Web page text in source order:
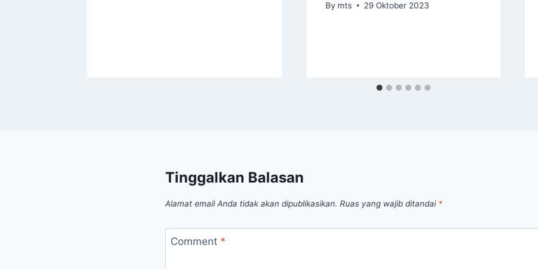
By mts 29 Oktober 2023
Tinggalkan Balasan
Alamat email Anda tidak akan dipublikasikan. Ruas yang wajib ditandai *
Comment *